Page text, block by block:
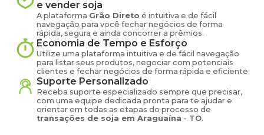
e vender soja
A plataforma Grão Direto é intuitiva e de fácil
navegação para você fechar negócios de forma
rápida, segura e ainda concorrer a prêmios.
Economia de Tempo e Esforço
Utilize uma plataforma intuitiva e de fácil navegação
para listar seus produtos, negociar com potenciais
clientes e fechar negócios de forma rápida e eficiente.
Suporte Personalizado
Receba suporte especializado sempre que precisar,
com uma equipe dedicada pronta para te ajudar e
orientar em todas as etapas do processo de
transações de soja em Araguaína - TO.